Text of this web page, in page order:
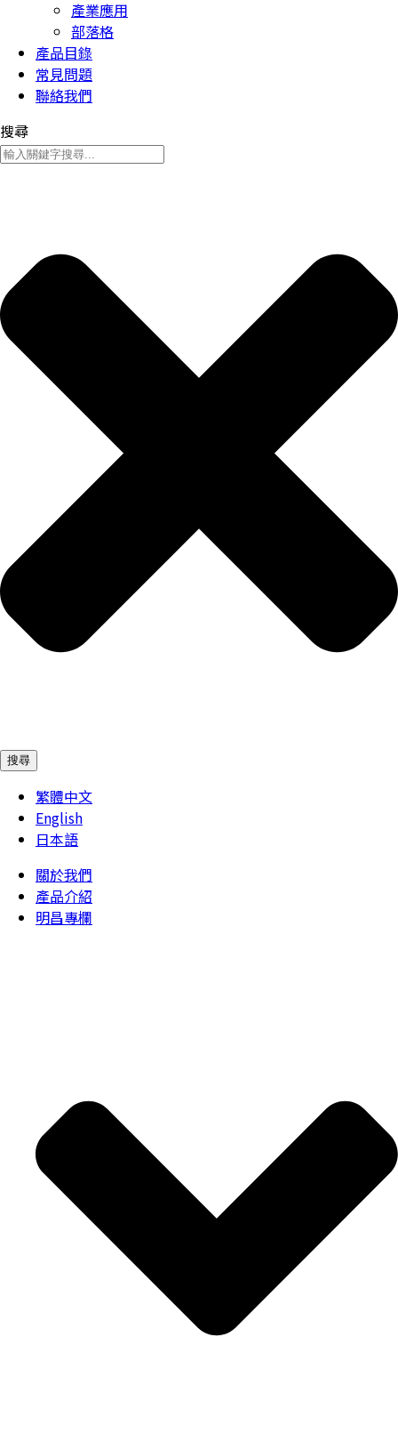
產業應用
部落格
產品目錄
常見問題
聯絡我們
搜尋
搜尋
繁體中文
English
日本語
關於我們
產品介紹
明昌專欄